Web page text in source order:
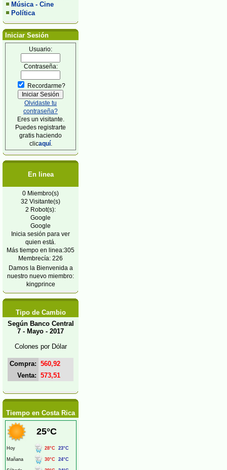
Música - Cine
Política
Iniciar Sesión
Usuario:
Contraseña:
Recordarme?
Olvidaste tu
contraseña?
Eres un visitante.
Puedes registrarte
gratis haciendo
clicaquí.
En linea
0 Miembro(s)
32 Visitante(s)
2 Robot(s):
Google
Google
Inicia sesión para ver
quien está.
Más tiempo en linea:305
Membrecía: 226
Damos la Bienvenida a
nuestro nuevo miembro:
kingprince
Tipo de Cambio
Según Banco Central
7 - Mayo - 2017
Colones por Dólar
Compra: 560,92
Venta: 573,51
Tiempo en Costa Rica